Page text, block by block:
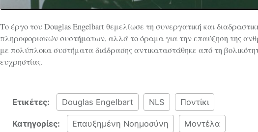
Το έργο του Douglas Engelbart θεμελίωσε τη συνεργατική και
πληροφοριακών συστήματων, αλλά το όραμα για την επαύξηση της
με πολύπλοκα συστήματα διάδρασης αντικαταστάθηκε από τη
ευχρηστίας.
Ετικέτες: Douglas Engelbart NLS Ποντίκι
Κατηγορίες: Επαυξημένη Νοημοσύνη Μοντέλα